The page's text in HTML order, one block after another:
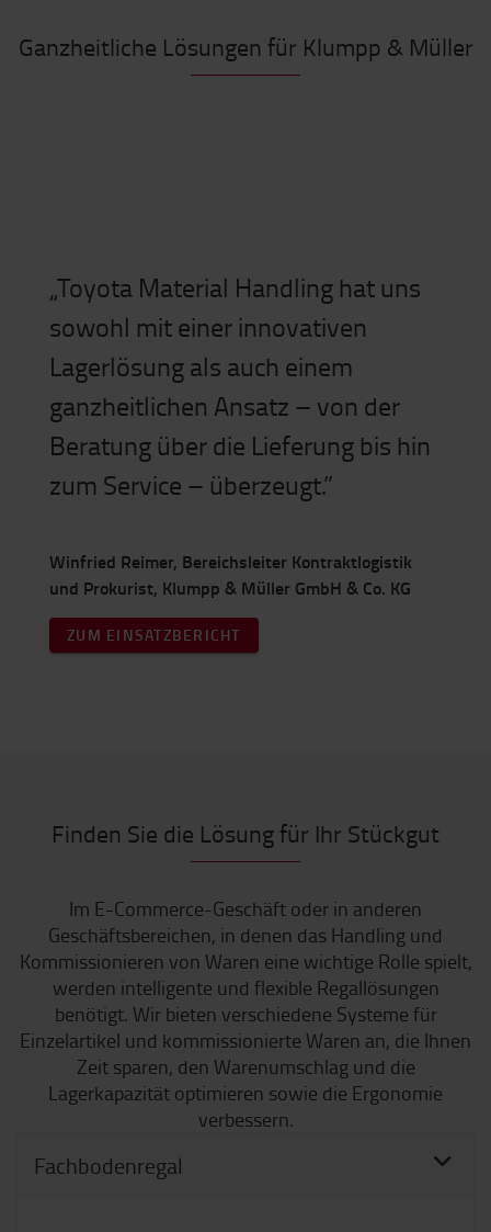
Ganzheitliche Lösungen für Klumpp & Müller
„Toyota Material Handling hat uns
sowohl mit einer innovativen
Lagerlösung als auch einem
ganzheitlichen Ansatz – von der
Beratung über die Lieferung bis hin
zum Service – überzeugt.”
Winfried Reimer, Bereichsleiter Kontraktlogistik
und Prokurist, Klumpp & Müller GmbH & Co. KG
ZUM EINSATZBERICHT
Finden Sie die Lösung für Ihr Stückgut
Im E-Commerce-Geschäft oder in anderen
Geschäftsbereichen, in denen das Handling und
Kommissionieren von Waren eine wichtige Rolle spielt,
werden intelligente und flexible Regallösungen
benötigt. Wir bieten verschiedene Systeme für
Einzelartikel und kommissionierte Waren an, die Ihnen
Zeit sparen, den Warenumschlag und die
Lagerkapazität optimieren sowie die Ergonomie
verbessern.
Fachbodenregal